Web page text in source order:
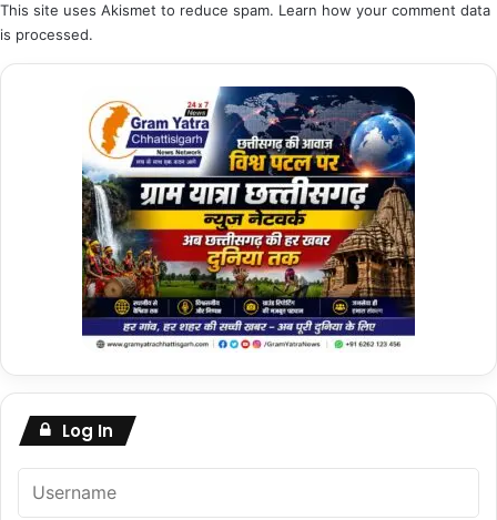
This site uses Akismet to reduce spam. Learn how your comment data
is processed.
Log In